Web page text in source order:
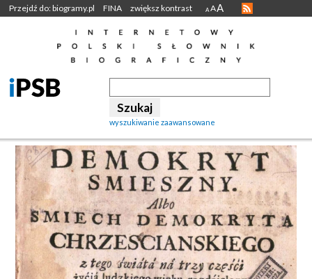
Przejdź do: biogramy.pl FINA zwiększ kontrast A AA
wyszukiwanie zaawansowane